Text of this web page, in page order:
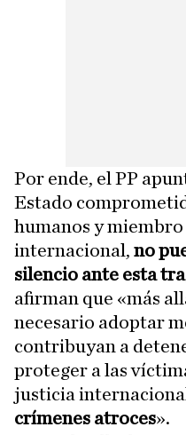
Por ende, el PP
Estado
humanos y
internacional, no
silencio ante esta
afirman que «más
necesario adoptar
contribuyan a
proteger a las
justicia internacional
crímenes atroces».